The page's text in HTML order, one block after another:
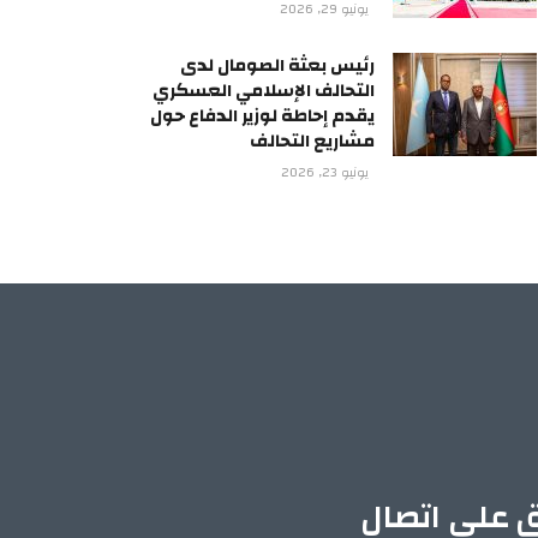
يونيو 29, 2026
رئيس بعثة الصومال لدى
التحالف الإسلامي العسكري
يقدم إحاطة لوزير الدفاع حول
مشاريع التحالف
يونيو 23, 2026
على اتصال